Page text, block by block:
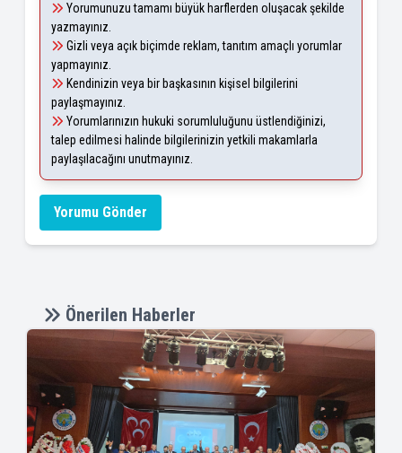
Yorumunuzu tamamı büyük harflerden oluşacak şekilde
yazmayınız.
Gizli veya açık biçimde reklam, tanıtım amaçlı yorumlar
yapmayınız.
Kendinizin veya bir başkasının kişisel bilgilerini
paylaşmayınız.
Yorumlarınızın hukuki sorumluluğunu üstlendiğinizi,
talep edilmesi halinde bilgilerinizin yetkili makamlarla
paylaşılacağını unutmayınız.
Yorumu Gönder
Önerilen Haberler